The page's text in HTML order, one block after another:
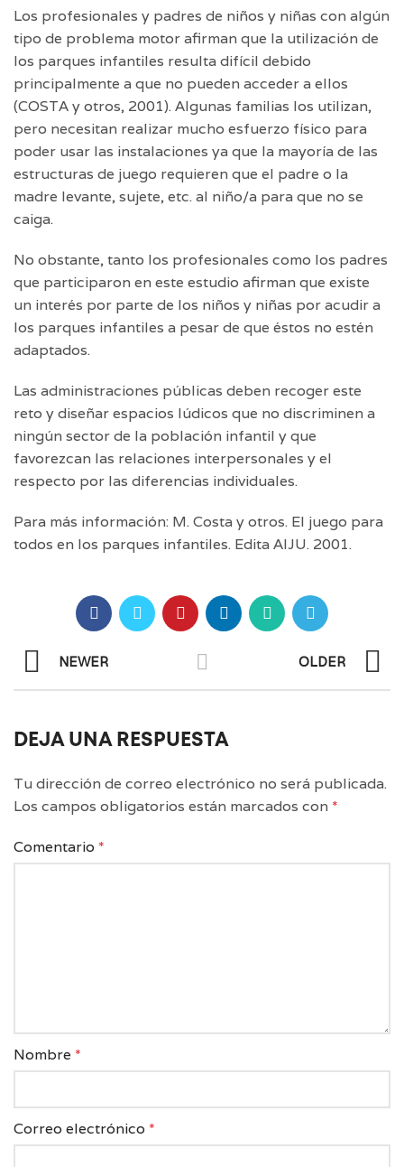
Los profesionales y padres de niños y niñas con algún
tipo de problema motor afirman que la utilización de
los parques infantiles resulta difícil debido
principalmente a que no pueden acceder a ellos
(COSTA y otros, 2001). Algunas familias los utilizan,
pero necesitan realizar mucho esfuerzo físico para
poder usar las instalaciones ya que la mayoría de las
estructuras de juego requieren que el padre o la
madre levante, sujete, etc. al niño/a para que no se
caiga.
No obstante, tanto los profesionales como los padres
que participaron en este estudio afirman que existe
un interés por parte de los niños y niñas por acudir a
los parques infantiles a pesar de que éstos no estén
adaptados.
Las administraciones públicas deben recoger este
reto y diseñar espacios lúdicos que no discriminen a
ningún sector de la población infantil y que
favorezcan las relaciones interpersonales y el
respecto por las diferencias individuales.
Para más información: M. Costa y otros. El juego para
todos en los parques infantiles. Edita AIJU. 2001.
NEWER OLDER
DEJA UNA RESPUESTA
Tu dirección de correo electrónico no será publicada.
Los campos obligatorios están marcados con *
Comentario *
Nombre *
Correo electrónico *